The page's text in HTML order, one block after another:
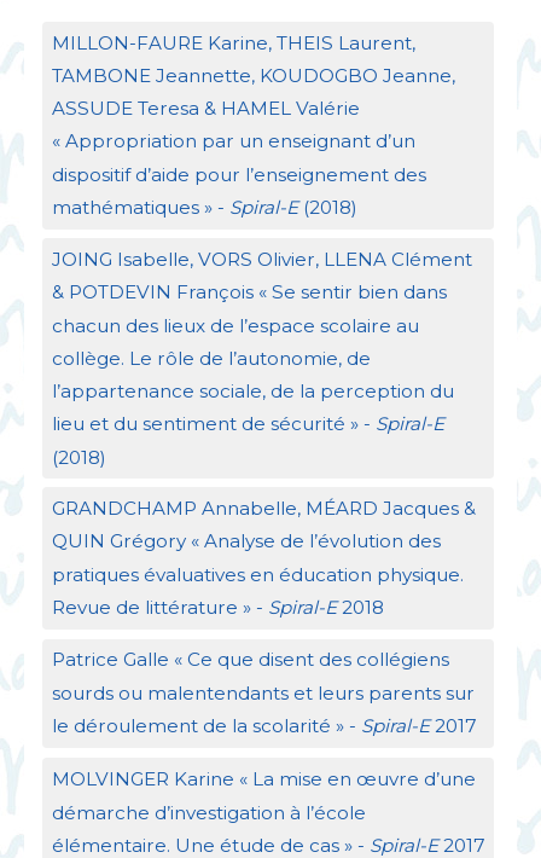
MILLON-FAUREKarine, THEIS Laurent,
TAMBONEJeannette, KOUDOGBO Jeanne,
ASSUDETeresa & HAMELValérie
« Appropriation par un enseignant d’un
dispositif d’aide pour l’enseignement des
mathématiques » - Spiral-E(2018)
JOING Isabelle, VORS Olivier, LLENAClément
& POTDEVIN François « Se sentir bien dans
chacun des lieux de l’espace scolaire au
collège. Le rôle de l’autonomie, de
l’appartenance sociale, de la perception du
lieu et du sentiment de sécurité » - Spiral-E
(2018)
GRANDCHAMP Annabelle, MÉARD Jacques &
QUIN Grégory « Analyse de l’évolution des
pratiques évaluatives en éducation physique.
Revue de littérature » - Spiral-E2018
Patrice Galle « Ce que disent des collégiens
sourds ou malentendants et leurs parents sur
le déroulement de la scolarité » - Spiral-E2017
MOLVINGER Karine « La mise en œuvre d’une
démarche d’investigation à l’école
élémentaire. Une étude de cas » - Spiral-E2017